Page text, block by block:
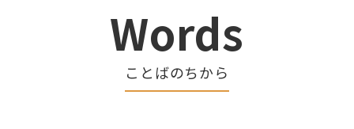
Words
ことばのちから